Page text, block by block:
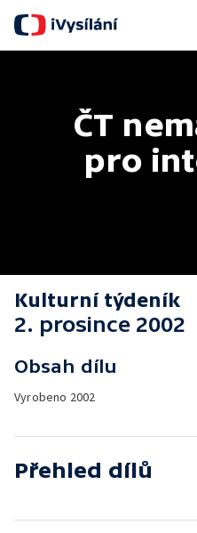
ČT
pro
Kulturní týdeník
2. prosince 2002
Obsah dílu
Vyrobeno 2002
Přehled dílů